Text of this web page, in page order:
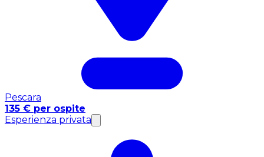
Pescara
135 € per ospite
Esperienza privata